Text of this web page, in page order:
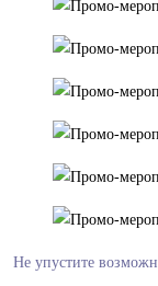
Не упустите